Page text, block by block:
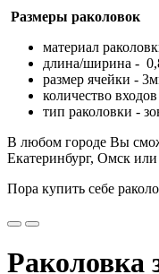
Размеры раколовок
материал
длина/ширина -
размер ячейки -
количество
тип раколовки -
В любом городе Вы
Екатеринбург, Омск
Пора купить себе
Раколовка